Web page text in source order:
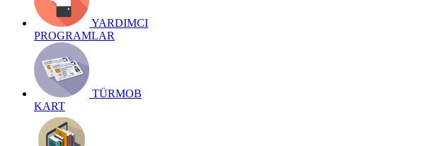
YARDIMCI
PROGRAMLAR
TÜRMOB
KART